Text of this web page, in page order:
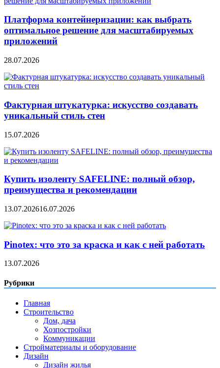
Платформа контейнеризации: как выбрать
оптимальное решение для масштабируемых
приложений
28.07.2026
Фактурная штукатурка: искусство создавать
уникальный стиль стен
15.07.2026
Купить изоленту SAFELINE: полный обзор,
преимущества и рекомендации
13.07.202616.07.2026
Pinotex: что это за краска и как с ней работать
13.07.2026
Рубрики
Главная
Строительство
Дом, дача
Хозпостройки
Коммуникации
Стройматериалы и оборудование
Дизайн
Дизайн жилья